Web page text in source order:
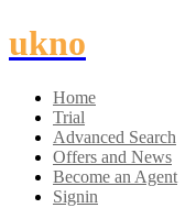
ukno
Home
Trial
Advanced Search
Offers and News
Become an Agent
Signin